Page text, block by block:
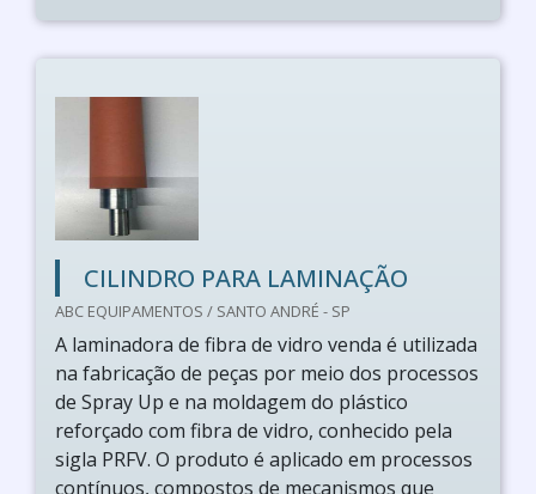
CILINDRO PARA LAMINAÇÃO
ABC EQUIPAMENTOS / SANTO ANDRÉ - SP
A laminadora de fibra de vidro venda é utilizada
na fabricação de peças por meio dos processos
de Spray Up e na moldagem do plástico
reforçado com fibra de vidro, conhecido pela
sigla PRFV. O produto é aplicado em processos
contínuos, compostos de mecanismos que